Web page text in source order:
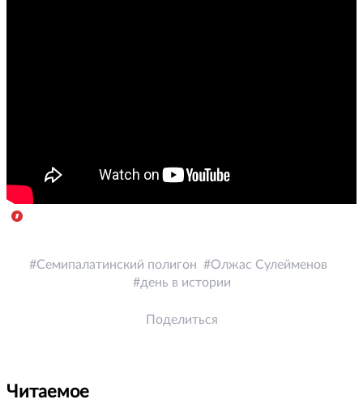
Семипалатинский полигон
Олжас Сулейменов
день в истории
Поделиться
Читаемое